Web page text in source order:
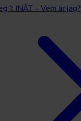
1: INÅT – Vem är jag?